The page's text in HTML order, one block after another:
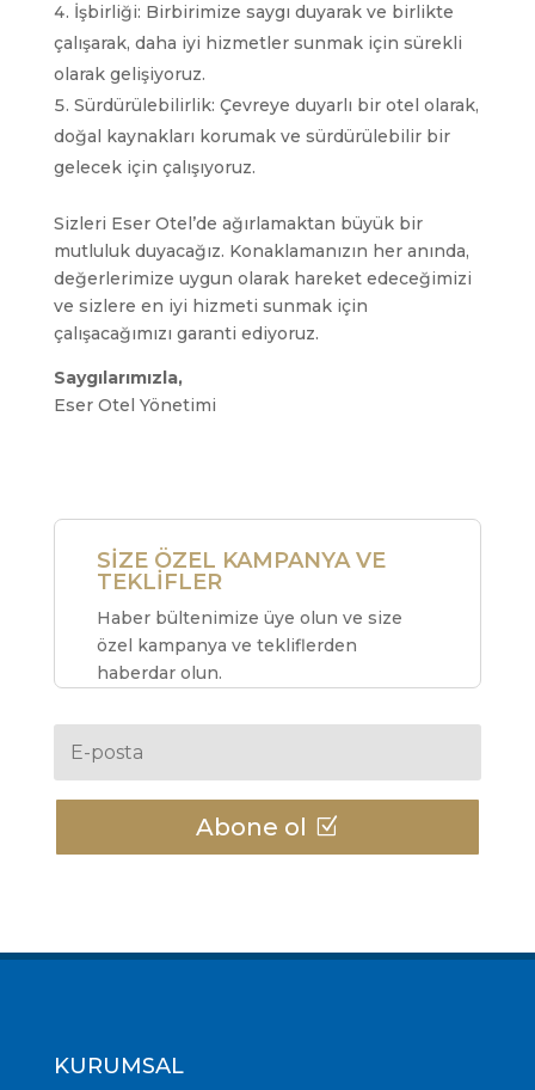
İşbirliği: Birbirimize saygı duyarak ve birlikte
çalışarak, daha iyi hizmetler sunmak için sürekli
olarak gelişiyoruz.
Sürdürülebilirlik: Çevreye duyarlı bir otel olarak,
doğal kaynakları korumak ve sürdürülebilir bir
gelecek için çalışıyoruz.
Sizleri Eser Otel’de ağırlamaktan büyük bir
mutluluk duyacağız. Konaklamanızın her anında,
değerlerimize uygun olarak hareket edeceğimizi
ve sizlere en iyi hizmeti sunmak için
çalışacağımızı garanti ediyoruz.
Saygılarımızla,
Eser Otel Yönetimi
SİZE ÖZEL KAMPANYA VE
TEKLİFLER
Haber bültenimize üye olun ve size
özel kampanya ve tekliflerden
haberdar olun.
Abone ol
KURUMSAL